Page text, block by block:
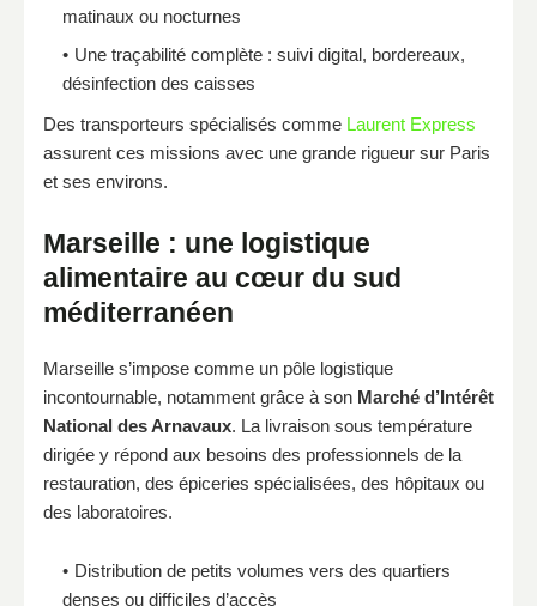
matinaux ou nocturnes
Une traçabilité complète : suivi digital, bordereaux,
désinfection des caisses
Des transporteurs spécialisés comme Laurent Express
assurent ces missions avec une grande rigueur sur Paris
et ses environs.
Marseille : une logistique
alimentaire au cœur du sud
méditerranéen
Marseille s’impose comme un pôle logistique
incontournable, notamment grâce à son Marché d’Intérêt
National des Arnavaux. La livraison sous température
dirigée y répond aux besoins des professionnels de la
restauration, des épiceries spécialisées, des hôpitaux ou
des laboratoires.
Distribution de petits volumes vers des quartiers
denses ou difficiles d’accès